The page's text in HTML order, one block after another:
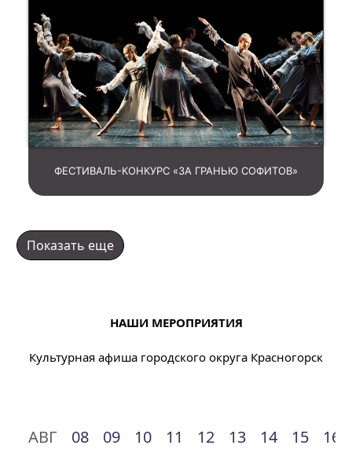
ФЕСТИВАЛЬ-КОНКУРС «ЗА ГРАНЬЮ СОФИТОВ»
Показать еще
НАШИ МЕРОПРИЯТИЯ
Культурная афиша городского округа Красногорск
АВГ 08 09 10 11 12 13 14 15 16